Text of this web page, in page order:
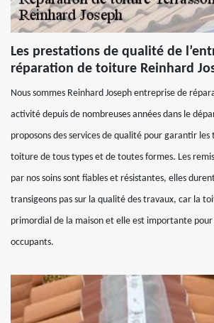
Les prestations de qualité de
réparation de toiture Reinhard
Nous sommes Reinhard Joseph entreprise de
activité depuis de nombreuses années dans le
proposons des services de qualité pour garantir
toiture de tous types et de toutes formes. Les
par nos soins sont fiables et résistantes, elles
transigeons pas sur la qualité des travaux, car la
primordial de la maison et elle est importante
occupants.